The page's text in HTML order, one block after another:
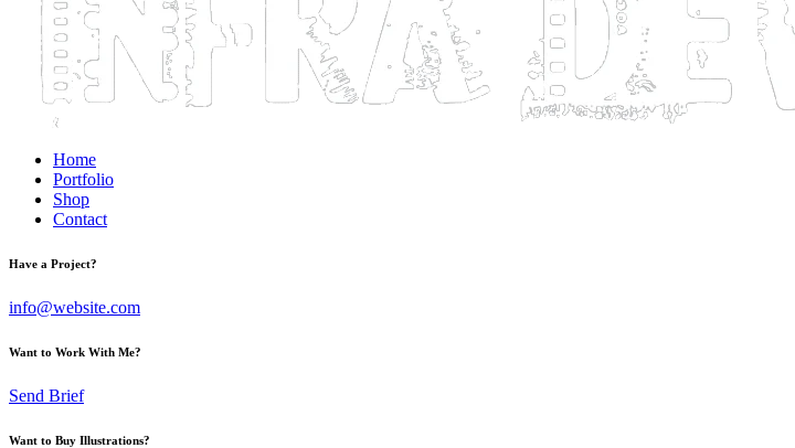
Home
Portfolio
Shop
Contact
Have a Project?
info@website.com
Want to Work With Me?
Send Brief
Want to Buy Illustrations?